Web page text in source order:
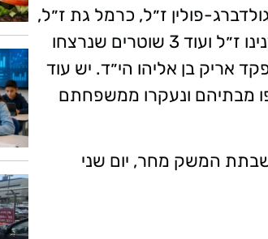
- הרש גולדברג-פולין ז״ל, כרמל גת ז״ל,
אלכס לובנוב ז״ל אלמוג סרוסי ז״ל, עדן ירושלמי ז״ל, אורי דנינו ז״ל ועוד 3 שוטרים שנרצחו
אריק בן אליהו הי״ד. יש עוד
מבתיהם ונעקרו ממשפחתם
המשק מחר, יום שני